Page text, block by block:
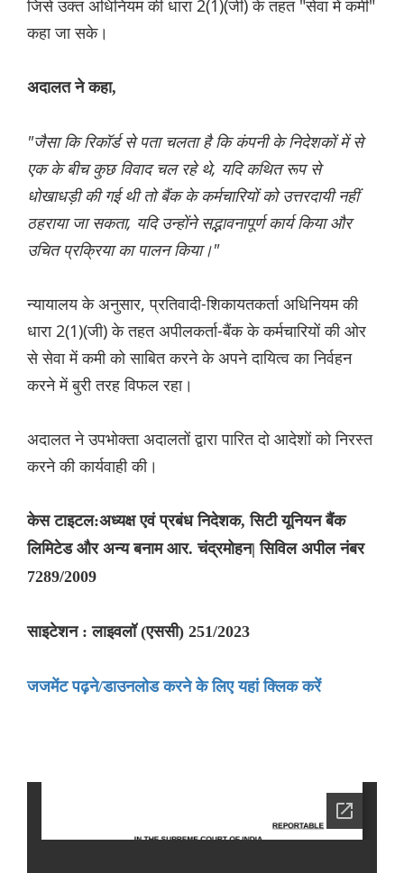
जिसे उक्त अधिनियम की धारा 2(1)(जी) के तहत "सेवा में कमी"
कहा जा सके।
अदालत ने कहा,
"जैसा कि रिकॉर्ड से पता चलता है कि कंपनी के निदेशकों में से
एक के बीच कुछ विवाद चल रहे थे, यदि कथित रूप से
धोखाधड़ी की गई थी तो बैंक के कर्मचारियों को उत्तरदायी नहीं
ठहराया जा सकता, यदि उन्होंने सद्भावनापूर्ण कार्य किया और
उचित प्रक्रिया का पालन किया।"
न्यायालय के अनुसार, प्रतिवादी-शिकायतकर्ता अधिनियम की
धारा 2(1)(जी) के तहत अपीलकर्ता-बैंक के कर्मचारियों की ओर
से सेवा में कमी को साबित करने के अपने दायित्व का निर्वहन
करने में बुरी तरह विफल रहा।
अदालत ने उपभोक्ता अदालतों द्वारा पारित दो आदेशों को निरस्त
करने की कार्यवाही की।
केस टाइटल:अध्यक्ष एवं प्रबंध निदेशक, सिटी यूनियन बैंक
लिमिटेड और अन्य बनाम आर. चंद्रमोहन| सिविल अपील नंबर
7289/2009
साइटेशन : लाइवलॉ (एससी) 251/2023
जजमेंट पढ़ने/डाउनलोड करने के लिए यहां क्लिक करें